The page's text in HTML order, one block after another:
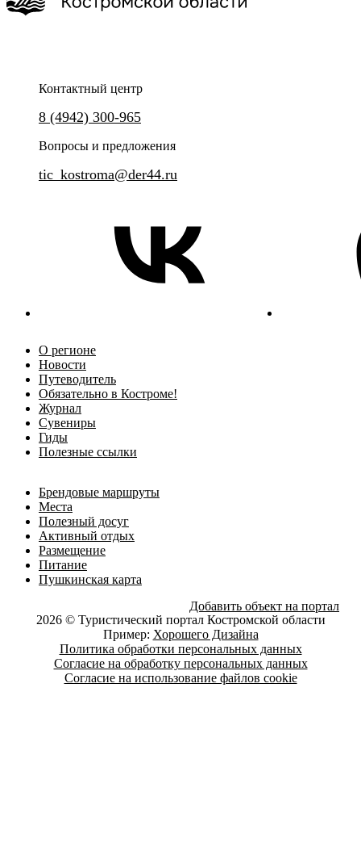
Групповая сборная экскурсия по центру Костромы.
Контактный центр
8 (4942) 300-965
Вопросы и предложения
tic_kostroma@der44.ru
О регионе
Новости
Путеводитель
Обязательно в Костроме!
Журнал
Сувениры
Гиды
Полезные ссылки
Брендовые маршруты
Места
Полезный досуг
Активный отдых
Размещение
Питание
Пушкинская карта
Добавить объект на портал
2026 © Туристический портал Костромской области
Пример: Хорошего Дизайна
Политика обработки персональных данных
Согласие на обработку персональных данных
Согласие на использование файлов cookie